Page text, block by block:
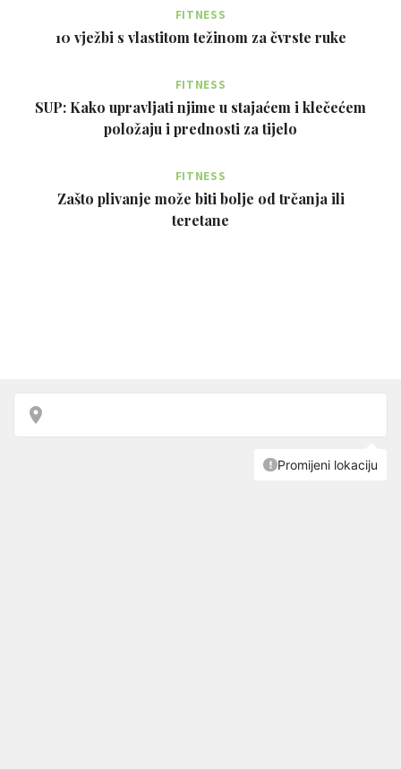
FITNESS
10 vježbi s vlastitom težinom za čvrste ruke
FITNESS
SUP: Kako upravljati njime u stajaćem i klečećem
položaju i prednosti za tijelo
FITNESS
Zašto plivanje može biti bolje od trčanja ili
teretane